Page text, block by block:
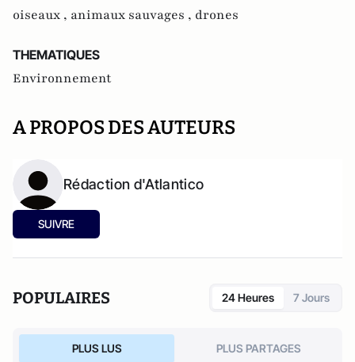
oiseaux , animaux sauvages , drones
THEMATIQUES
Environnement
A PROPOS DES AUTEURS
Rédaction d'Atlantico
SUIVRE
POPULAIRES 24 Heures 7 Jours
PLUS LUS PLUS PARTAGES